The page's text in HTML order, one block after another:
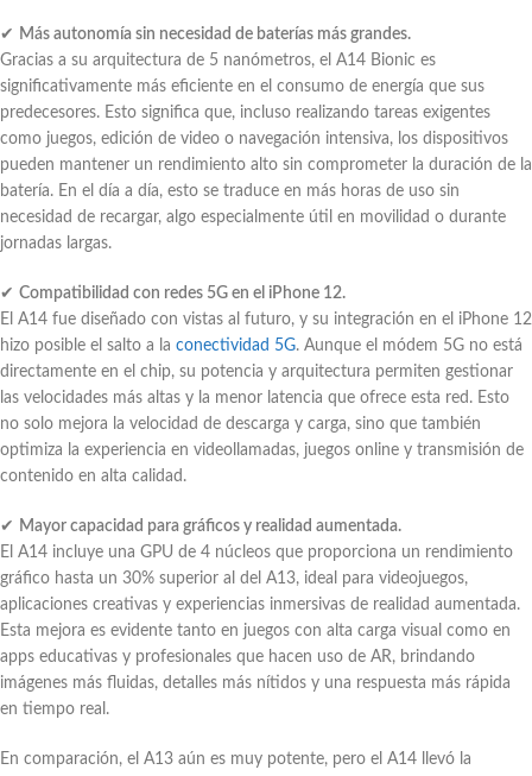
✔ Más autonomía sin necesidad de baterías más grandes.
Gracias a su arquitectura de 5 nanómetros, el A14 Bionic es
significativamente más eficiente en el consumo de energía que sus
predecesores. Esto significa que, incluso realizando tareas exigentes
como juegos, edición de video o navegación intensiva, los dispositivos
pueden mantener un rendimiento alto sin comprometer la duración de la
batería. En el día a día, esto se traduce en más horas de uso sin
necesidad de recargar, algo especialmente útil en movilidad o durante
jornadas largas.
✔ Compatibilidad con redes 5G en el iPhone 12.
El A14 fue diseñado con vistas al futuro, y su integración en el iPhone 12
hizo posible el salto a la conectividad 5G. Aunque el módem 5G no está
directamente en el chip, su potencia y arquitectura permiten gestionar
las velocidades más altas y la menor latencia que ofrece esta red. Esto
no solo mejora la velocidad de descarga y carga, sino que también
optimiza la experiencia en videollamadas, juegos online y transmisión de
contenido en alta calidad.
✔ Mayor capacidad para gráficos y realidad aumentada.
El A14 incluye una GPU de 4 núcleos que proporciona un rendimiento
gráfico hasta un 30% superior al del A13, ideal para videojuegos,
aplicaciones creativas y experiencias inmersivas de realidad aumentada.
Esta mejora es evidente tanto en juegos con alta carga visual como en
apps educativas y profesionales que hacen uso de AR, brindando
imágenes más fluidas, detalles más nítidos y una respuesta más rápida
en tiempo real.
En comparación, el A13 aún es muy potente, pero el A14 llevó la